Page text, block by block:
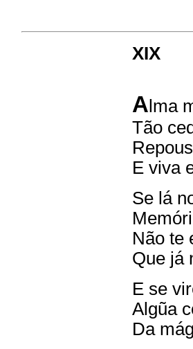
XIX
A lma
Tão
E viva
Se lá
Não te
Que já
E se
Algũa
Da